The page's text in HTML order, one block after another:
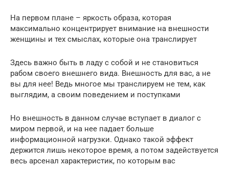
На первом плане – яркость образа, которая
максимально концентрирует внимание на внешности
женщины и тех смыслах, которые она транслирует
Здесь важно быть в ладу с собой и не становиться
рабом своего внешнего вида. Внешность для вас, а не
вы для нее! Ведь многое мы транслируем не тем, как
выглядим, а своим поведением и поступками
Но внешность в данном случае вступает в диалог с
миром первой, и на нее падает больше
информационной нагрузки. Однако такой эффект
держится лишь некоторое время, а потом задействуется
весь арсенал характеристик, по которым вас